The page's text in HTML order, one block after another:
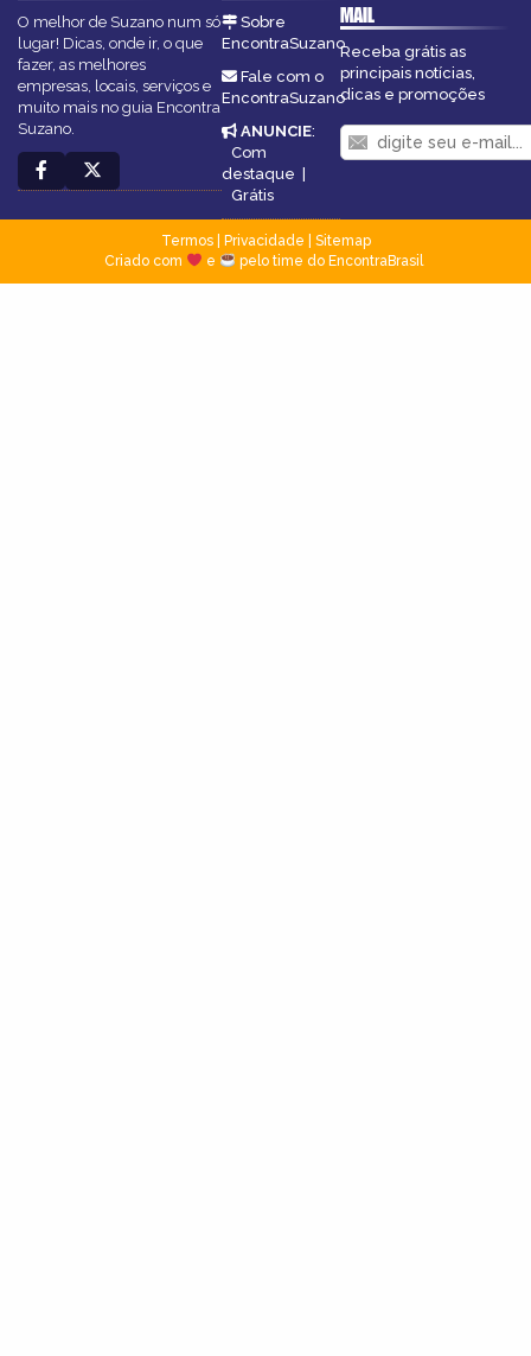
O melhor de Suzano num só
lugar! Dicas, onde ir, o que
fazer, as melhores
empresas, locais, serviços e
muito mais no guia Encontra
Suzano.
Sobre
EncontraSuzano
Fale com o
EncontraSuzano
ANUNCIE:
Com
destaque |
Grátis
MAIL
Receba grátis as
principais notícias,
dicas e promoções
Termos| Privacidade
Sitemap
Criado com
e pelo time do EncontraBrasil